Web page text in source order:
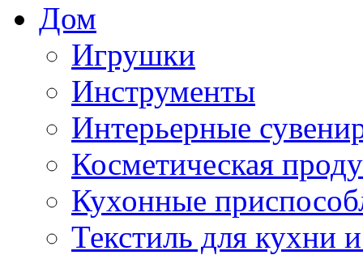
Дом
Игрушки
Инструменты
Интерьерные
Косметическая
Кухонные
Текстиль для кухни